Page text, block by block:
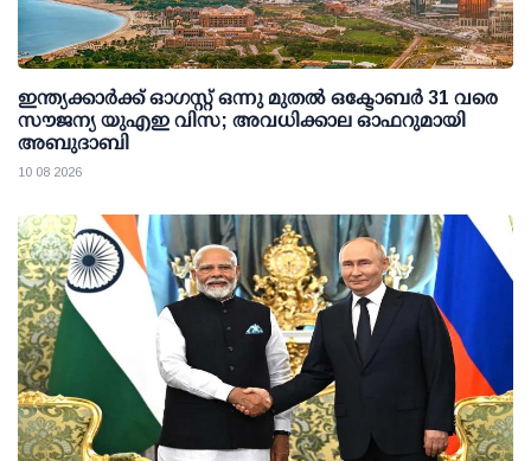
ഇന്ത്യക്കാര്‍ക്ക് ഓഗസ്റ്റ് ഒന്നു മുതല്‍ ഒക്ടോബര്‍ 31 വരെ
സൗജന്യ യുഎഇ വിസ; അവധിക്കാല ഓഫറുമായി
അബുദാബി
10 08 2026